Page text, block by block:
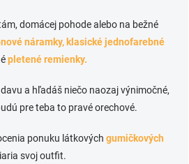
domácej pohode alebo na bežné
náramky, klasické jednofarebné
pletené remienky.
a hľadáš niečo naozaj výnimočné,
pre teba to pravé orechové.
ponuku látkových gumičkových
svoj outfit.